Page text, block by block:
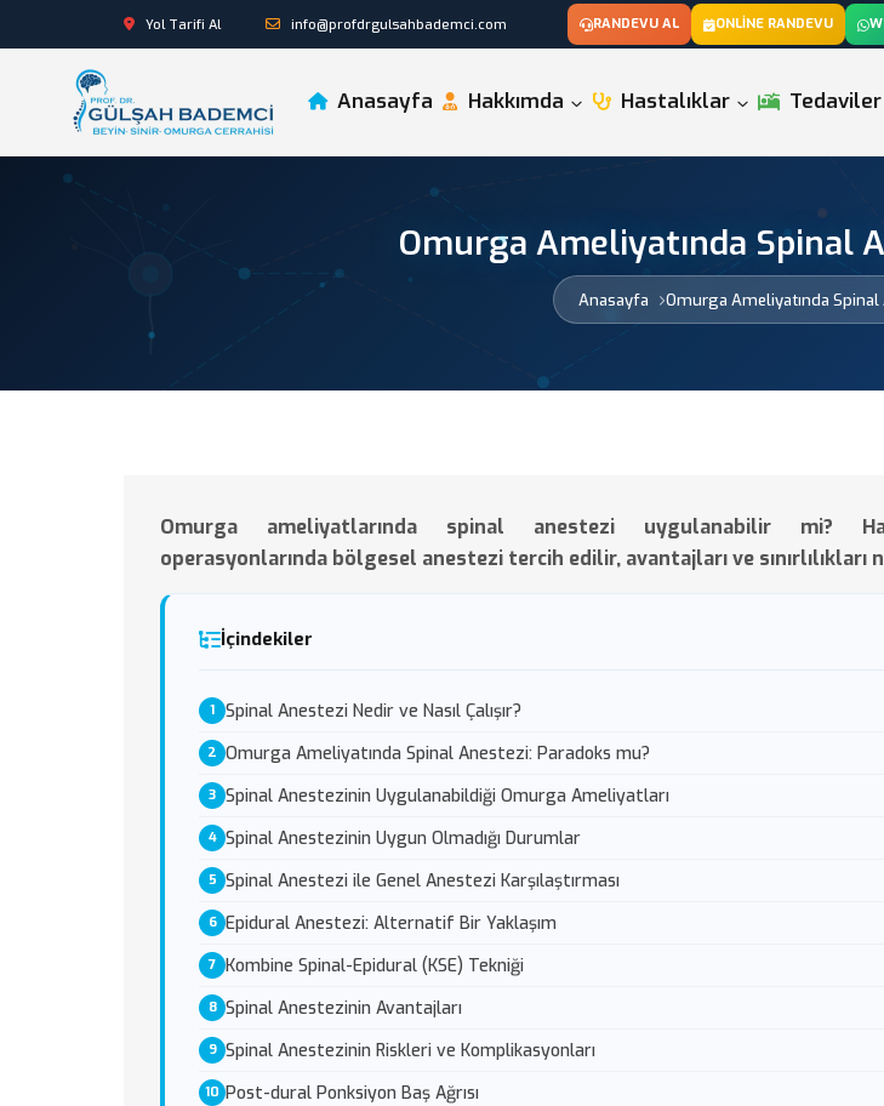
Yol Tarifi Al info@profdrgulsahbademci.com RANDEVU AL ONLINE RANDEVU
Anasayfa Hakkımda Hastalıklar Tedaviler
Omurga Ameliyatında Spinal
Anasayfa Omurga Ameliyatında Spinal
Omurga ameliyatlarında spinal anestezi uygulanabilir mi?
operasyonlarında bölgesel anestezi tercih edilir, avantajları ve sınırlılıkları
İçindekiler
Spinal Anestezi Nedir ve Nasıl Çalışır?
Omurga Ameliyatında Spinal Anestezi: Paradoks mu?
Spinal Anestezinin Uygulanabildiği Omurga Ameliyatları
Spinal Anestezinin Uygun Olmadığı Durumlar
Spinal Anestezi ile Genel Anestezi Karşılaştırması
Epidural Anestezi: Alternatif Bir Yaklaşım
Kombine Spinal-Epidural (KSE) Tekniği
Spinal Anestezinin Avantajları
Spinal Anestezinin Riskleri ve Komplikasyonları
Post-dural Ponksiyon Baş Ağrısı